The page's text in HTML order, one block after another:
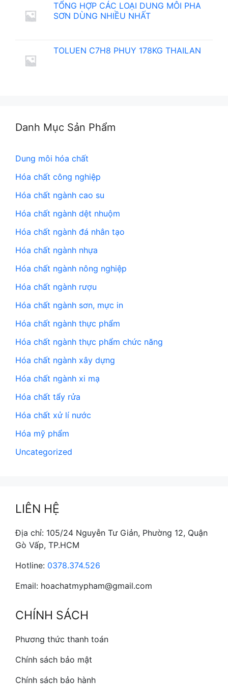
TỔNG HỢP CÁC LOẠI DUNG MÔI PHA
SƠN DÙNG NHIỀU NHẤT
TOLUEN C7H8 PHUY 178KG THAILAN
Danh Mục Sản Phẩm
Dung môi hóa chất
Hóa chất công nghiệp
Hóa chất ngành cao su
Hóa chất ngành dệt nhuộm
Hóa chất ngành đá nhân tạo
Hóa chất ngành nhựa
Hóa chất ngành nông nghiệp
Hóa chất ngành rượu
Hóa chất ngành sơn, mực in
Hóa chất ngành thực phẩm
Hóa chất ngành thực phẩm chức năng
Hóa chất ngành xây dựng
Hóa chất ngành xi mạ
Hóa chất tẩy rửa
Hóa chất xử lí nước
Hóa mỹ phẩm
Uncategorized
LIÊN HỆ
Địa chỉ: 105/24 Nguyễn Tư Giản, Phường 12, Quận
Gò Vấp, TP.HCM
Hotline: 0378.374.526
Email: hoachatmypham@gmail.com
CHÍNH SÁCH
Phương thức thanh toán
Chính sách bảo mật
Chính sách bảo hành